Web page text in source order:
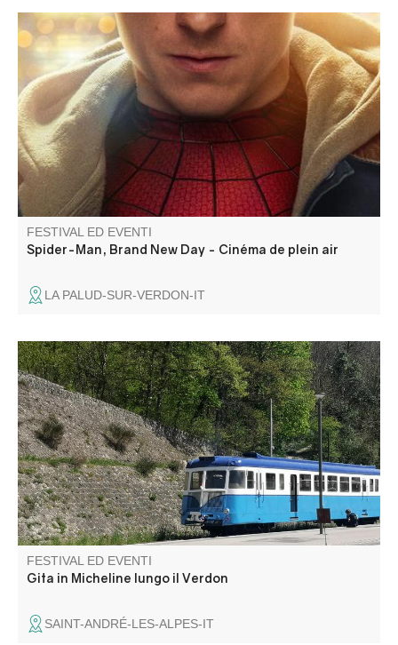
Projection d'un film en plein air : prévoyez un plaid, les
soirées sont fraîches à la Palud-sur-Verdon... Possibilité
d'amener son transat également !
FESTIVAL ED EVENTI
Spider-Man, Brand New Day - Cinéma de plein air
LA PALUD-SUR-VERDON-IT
A bordo di un'autotreno del 1936, rivivete l'atmosfera delle
"Michelines"! Al vostro arrivo a Thorame, le associazioni
locali vi propongono di visitare la cappella di Notre-Dame
de la Fleur e di assistere, nel pomeriggio, a una
dimostrazione di distillazione della lavanda.
FESTIVAL ED EVENTI
Gita in Micheline lungo il Verdon
SAINT-ANDRÉ-LES-ALPES-IT